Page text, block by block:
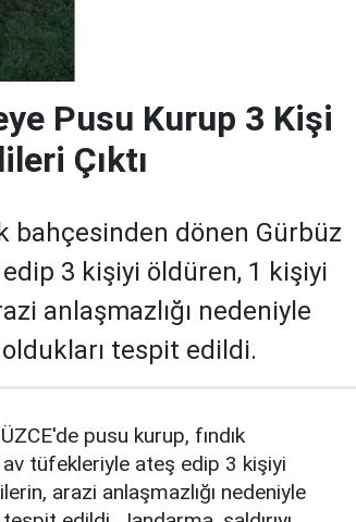
Pusu Kurup 3 Kişi
Çıktı
bahçesinden dönen Gürbüz
3 kişiyi öldüren, 1 kişiyi
anlaşmazlığı nedeniyle
tespit edildi.
pusu kurup, fındık
tüfekleriyle ateş edip 3 kişiyi
arazi anlaşmazlığı nedeniyle